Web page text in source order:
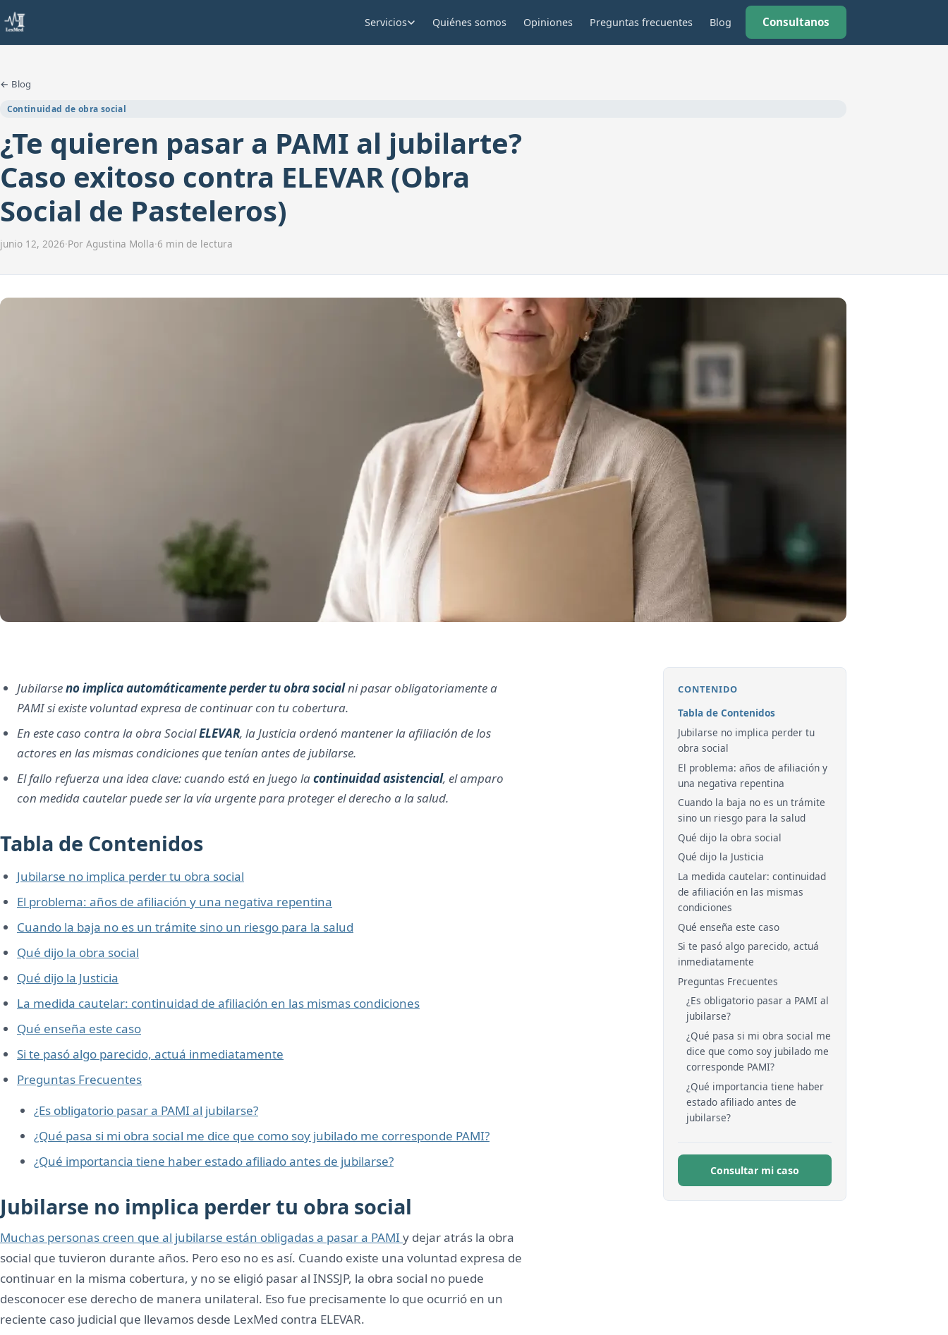
Servicios Quiénes somos Opiniones Preguntas frecuentes Blog Consultanos
← Blog
Continuidad de obra social
¿Te quieren pasar a PAMI al jubilarte?
Caso exitoso contra ELEVAR (Obra
Social de Pasteleros)
junio 12, 2026·Por Agustina Molla·6 min de lectura
Jubilarseno implica automáticamente perder tu obra socialni pasar obligatoriamente a
PAMI si existe voluntad expresa de continuar con tu cobertura.
En este caso contra la obra SocialELEVAR, la Justicia ordenó mantener la afiliación de los
actores en las mismas condiciones que tenían antes de jubilarse.
El fallo refuerza una idea clave: cuando está en juego lacontinuidad asistencial, el amparo
con medida cautelar puede ser la vía urgente para proteger el derecho a la salud.
Tabla de Contenidos
Jubilarse no implica perder tu obra social
El problema: años de afiliación y una negativa repentina
Cuando la baja no es un trámite sino un riesgo para la salud
Qué dijo la obra social
Qué dijo la Justicia
La medida cautelar: continuidad de afiliación en las mismas condiciones
Qué enseña este caso
Si te pasó algo parecido, actuá inmediatamente
Preguntas Frecuentes
¿Es obligatorio pasar a PAMI al jubilarse?
¿Qué pasa si mi obra social me dice que como soy jubilado me corresponde PAMI?
¿Qué importancia tiene haber estado afiliado antes de jubilarse?
Jubilarse no implica perder tu obra social
Muchas personas creen que al jubilarse están obligadas a pasar a PAMI y dejar atrás la obra
social que tuvieron durante años. Pero eso no es así. Cuando existe una voluntad expresa de
continuar en la misma cobertura, y no se eligió pasar al INSSJP, la obra social no puede
desconocer ese derecho de manera unilateral. Eso fue precisamente lo que ocurrió en un
reciente caso judicial que llevamos desde LexMed contra ELEVAR.
CONTENIDO
Tabla de Contenidos
Jubilarse no implica perder tu
obra social
El problema: años de afiliación y
una negativa repentina
Cuando la baja no es un trámite
sino un riesgo para la salud
Qué dijo la obra social
Qué dijo la Justicia
La medida cautelar: continuidad
de afiliación en las mismas
condiciones
Qué enseña este caso
Si te pasó algo parecido, actuá
inmediatamente
Preguntas Frecuentes
¿Es obligatorio pasar a PAMI al
jubilarse?
¿Qué pasa si mi obra social me
dice que como soy jubilado me
corresponde PAMI?
¿Qué importancia tiene haber
estado afiliado antes de
jubilarse?
Consultar mi caso